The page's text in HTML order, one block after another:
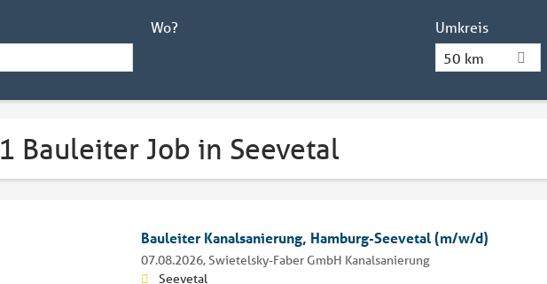
Wo?
Umkreis
50 km
1 Bauleiter Job in Seevetal
Bauleiter Kanalsanierung, Hamburg-Seevetal (m/w/d)
07.08.2026, Swietelsky-Faber GmbH Kanalsanierung
Seevetal